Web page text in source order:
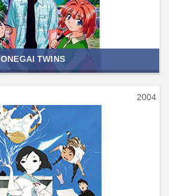
ONEGAI TWINS
2004